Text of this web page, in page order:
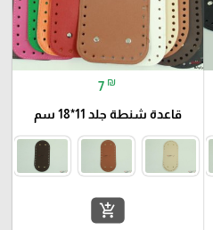
7 ₪
قاعدة شنطة جلد 11*18 سم
add_shopping_cart